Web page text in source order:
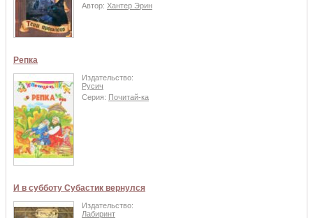
Автор: Хантер Эрин
Репка
Издательство:
Русич
Серия: Почитай-ка
И в субботу Субастик вернулся
Издательство:
Лабиринт